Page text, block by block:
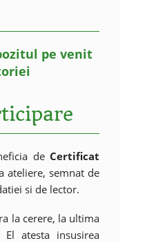
pe venit
de Certificat
ateliere, semnat de
si de lector.
la cerere, la ultima
atesta insusirea